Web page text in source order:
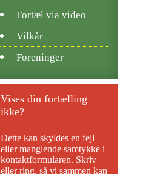
Fortæl via video
Vilkår
Foreninger
Vises din fortælling
ikke?
Dette kan skyldes en fejl
eller manglende samtykke i
kontaktformularen. Skriv
eller ring, så vi sammen kan